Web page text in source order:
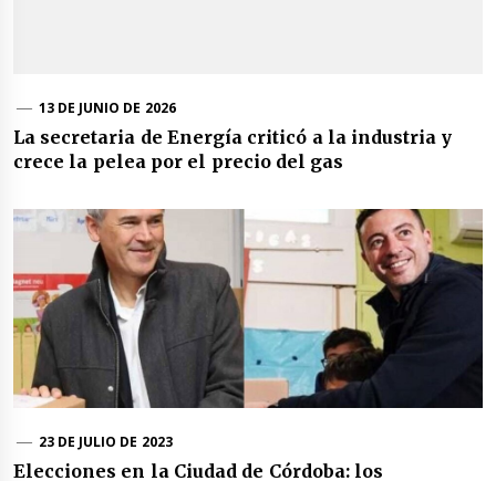
13 DE JUNIO DE 2026
La secretaria de Energía criticó a la industria y
crece la pelea por el precio del gas
23 DE JULIO DE 2023
Elecciones en la Ciudad de Córdoba: los